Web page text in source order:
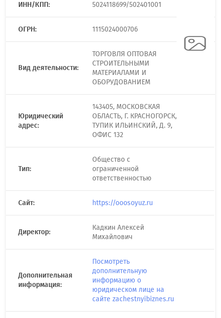
ИНН/КПП: 5024118699/502401001
ОГРН: 1115024000706
Вид деятельности:
ТОРГОВЛЯ ОПТОВАЯ
СТРОИТЕЛЬНЫМИ
МАТЕРИАЛАМИ И
ОБОРУДОВАНИЕМ
Юридический
адрес:
143405, МОСКОВСКАЯ
ОБЛАСТЬ, Г. КРАСНОГОРСК,
ТУПИК ИЛЬИНСКИЙ, Д. 9,
ОФИС 132
Тип:
Общество с
ограниченной
ответственностью
Сайт: https://ooosoyuz.ru
Директор:
Кадкин Алексей
Михайлович
Дополнительная
информация:
Посмотреть
дополнительную
информацию о
юридическом лице на
сайте zachestnyibiznes.ru